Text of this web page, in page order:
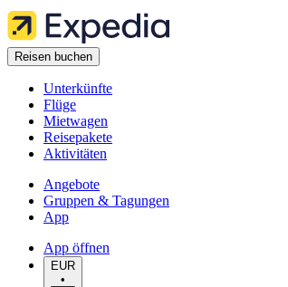
Reisen buchen
Unterkünfte
Flüge
Mietwagen
Reisepakete
Aktivitäten
Angebote
Gruppen & Tagungen
App
App öffnen
EUR
•